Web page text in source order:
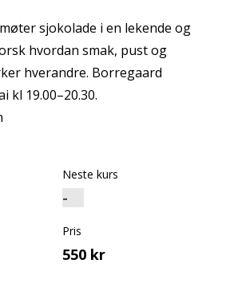
sjokolade i en lekende og
hvordan smak, pust og
hverandre. Borregaard
kl 19.00–20.30.
Neste kurs
Pris
550 kr